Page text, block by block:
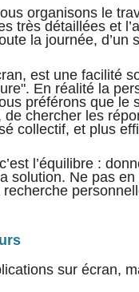
organisons le
très détaillées et
la journée, d’un
est une facilité
En réalité la
préférons que le
chercher les
collectif, et plus
l’équilibre :
solution. Ne pas
sur écran,